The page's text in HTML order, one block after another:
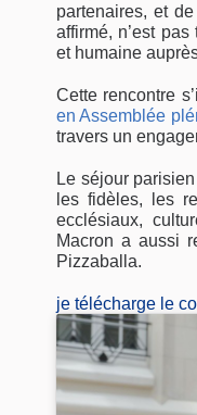
partenaires, et
affirmé, n’est
et humaine
Cette rencontre
en Assemblée
travers un
Le séjour
les fidèles, les
ecclésiaux,
Macron a aussi
Pizzaballa.
je télécharge le